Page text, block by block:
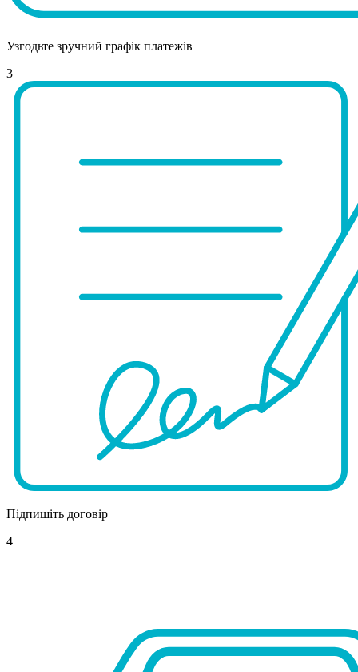
Узгодьте зручний графік платежів
3
Підпишіть договір
4